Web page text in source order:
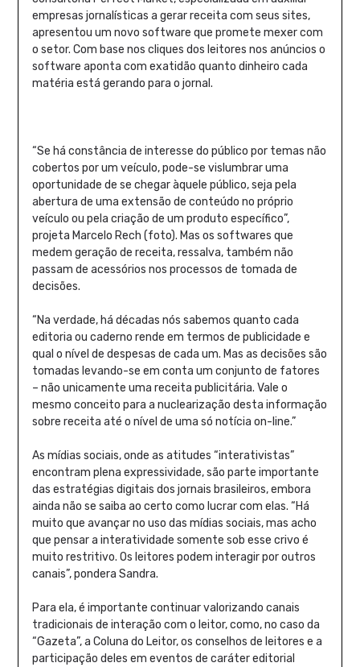
empresas jornalísticas a gerar receita com seus sites,
apresentou um novo software que promete mexer com
o setor. Com base nos cliques dos leitores nos anúncios o
software aponta com exatidão quanto dinheiro cada
matéria está gerando para o jornal.
“Se há constância de interesse do público por temas não
cobertos por um veículo, pode-se vislumbrar uma
oportunidade de se chegar àquele público, seja pela
abertura de uma extensão de conteúdo no próprio
veículo ou pela criação de um produto específico”,
projeta Marcelo Rech (foto). Mas os softwares que
medem geração de receita, ressalva, também não
passam de acessórios nos processos de tomada de
decisões.
“Na verdade, há décadas nós sabemos quanto cada
editoria ou caderno rende em termos de publicidade e
qual o nível de despesas de cada um. Mas as decisões são
tomadas levando-se em conta um conjunto de fatores
– não unicamente uma receita publicitária. Vale o
mesmo conceito para a nuclearização desta informação
sobre receita até o nível de uma só notícia on-line.”
As mídias sociais, onde as atitudes “interativistas”
encontram plena expressividade, são parte importante
das estratégias digitais dos jornais brasileiros, embora
ainda não se saiba ao certo como lucrar com elas. “Há
muito que avançar no uso das mídias sociais, mas acho
que pensar a interatividade somente sob esse crivo é
muito restritivo. Os leitores podem interagir por outros
canais”, pondera Sandra.
Para ela, é importante continuar valorizando canais
tradicionais de interação com o leitor, como, no caso da
“Gazeta”, a Coluna do Leitor, os conselhos de leitores e a
participação deles em eventos de caráter editorial